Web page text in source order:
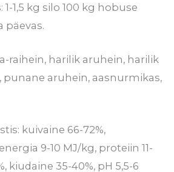
1,5 kg silo 100 kg hobuse
päevas.
raihein, harilik aruhein, harilik
punane aruhein, aasnurmikas,
kuivaine 66-72%,
9-10 MJ/kg, proteiin 11-
kiudaine 35-40%, pH 5,5-6